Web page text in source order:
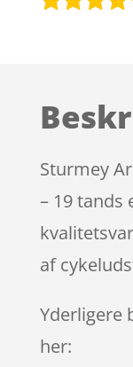
kundebedø
Sturmey
– 19 tands
af
Yderligere
her: